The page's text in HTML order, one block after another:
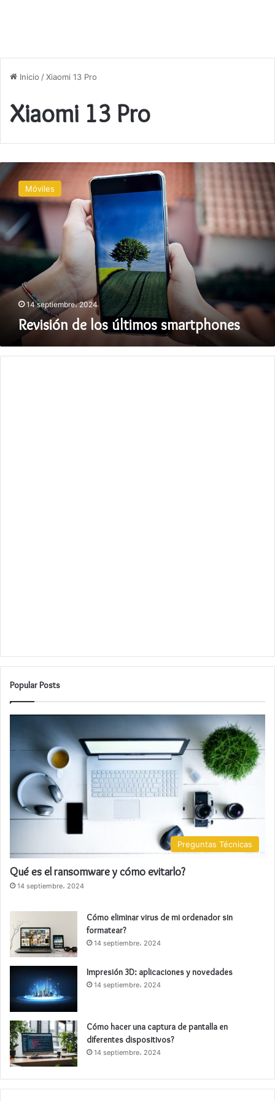
Inicio /Xiaomi 13 Pro
Xiaomi 13 Pro
Revisión
de
smartphones
Móviles
14 septiembre، 2024
Revisión de los últimos smartphones
Popular Posts
Preguntas Técnicas
Qué es el ransomware y cómo evitarlo?
14 septiembre، 2024
Cómo eliminar virus de mi ordenador sin
formatear?
14 septiembre، 2024
Impresión 3D: aplicaciones y novedades
14 septiembre، 2024
Cómo hacer una captura de pantalla en
diferentes dispositivos?
14 septiembre، 2024